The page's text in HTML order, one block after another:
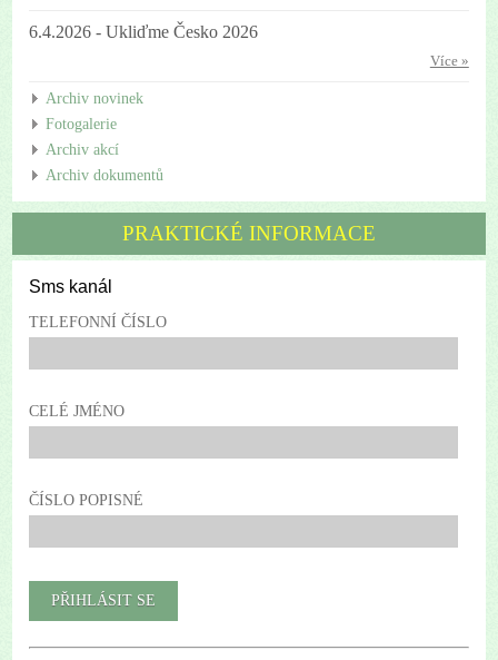
6.4.2026 - Ukliďme Česko 2026
Více »
Archiv novinek
Fotogalerie
Archiv akcí
Archiv dokumentů
PRAKTICKÉ INFORMACE
Sms kanál
TELEFONNÍ ČÍSLO
CELÉ JMÉNO
ČÍSLO POPISNÉ